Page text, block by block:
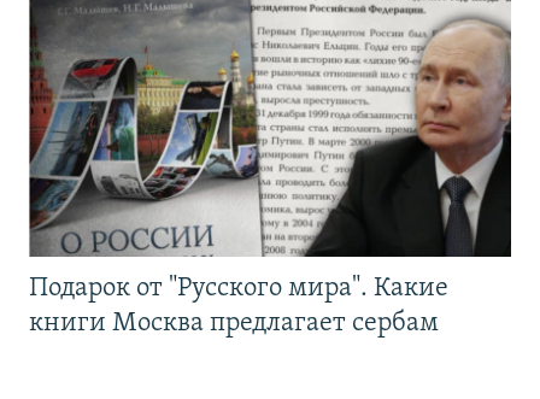
Подарок от "Русского мира". Какие
книги Москва предлагает сербам